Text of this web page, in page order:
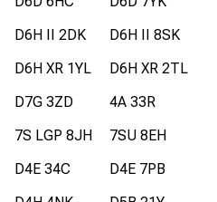
D6H II 2DK
D6H II 8SK
D6H XR 1YL
D6H XR 2TL
D7G 3ZD
4A 33R
7S LGP 8JH
7SU 8EH
D4E 34C
D4E 7PB